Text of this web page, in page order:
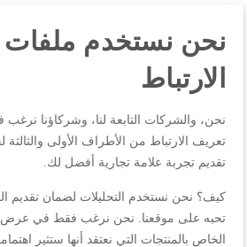
المراجعات
اكتب مراجعتك الخاصة
مواصفات المنتجات
نحن نستخدم
الارتباط
نحن، والشركات التابعة لنا، وشركاؤنا
تعريف الارتباط من الأطراف الأولى والثالثة
تقديم تجربة علامة تجارية أفضل لك.
كيف؟ نحن نستخدم التحليلات لضمان تقديم
تحبه على موقعنا. نحن نرغب فقط في عرض
الخاص بالمنتجات التي نعتقد أنها ستثير